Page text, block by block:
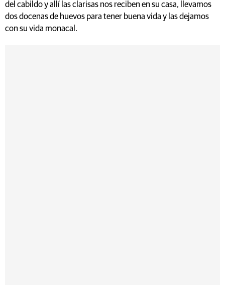
del cabildo y allí las clarisas nos reciben en su casa, llevamos
dos docenas de huevos para tener buena vida y las dejamos
con su vida monacal.